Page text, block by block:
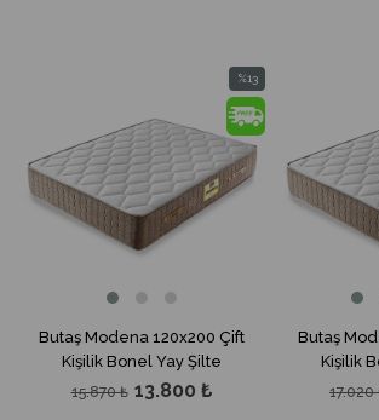
Butaş Modena 120x200 Çift
Kişilik Bonel Yay Şilte
13.800 ₺
15.870 ₺
%13
İndirim
%13İndirim
Butaş
Kişilik
17.020